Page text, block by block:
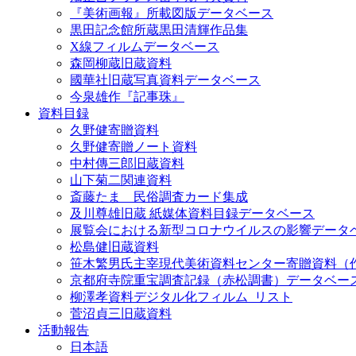
『美術画報』所載図版データベース
黒田記念館所蔵黒田清輝作品集
X線フィルムデータベース
森岡柳蔵旧蔵資料
國華社旧蔵写真資料データベース
今泉雄作『記事珠』
資料目録
久野健寄贈資料
久野健寄贈ノート資料
中村傳三郎旧蔵資料
山下菊二関連資料
斎藤たま 民俗調査カード集成
及川尊雄旧蔵 紙媒体資料目録データベース
展覧会における新型コロナウイルスの影響データ
松島健旧蔵資料
笹木繁男氏主宰現代美術資料センター寄贈資料（
京都府寺院重宝調査記録（赤松調書）データベー
柳澤孝資料デジタル化フィルム_リスト
菅沼貞三旧蔵資料
活動報告
日本語